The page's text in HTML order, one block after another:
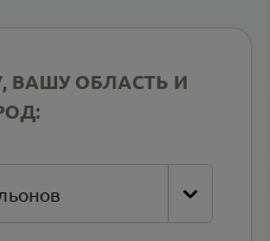
ВАШУ ОБЛАСТЬ И